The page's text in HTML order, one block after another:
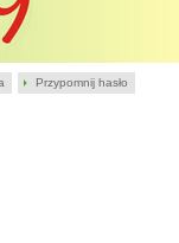
Przypomnij hasło